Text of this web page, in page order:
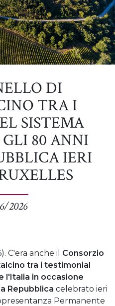
DI
TRA I
SISTEMA
80 ANNI
IERI
2026
C'era anche il Consorzio
tra i testimonial
l'Italia in occasione
Repubblica celebrato ieri
Permanente